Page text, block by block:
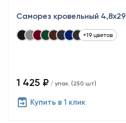
Саморез кровельный 4,8x29
+19 цветов
1 425 ₽ / упак. (250 шт)
Купить в 1 клик